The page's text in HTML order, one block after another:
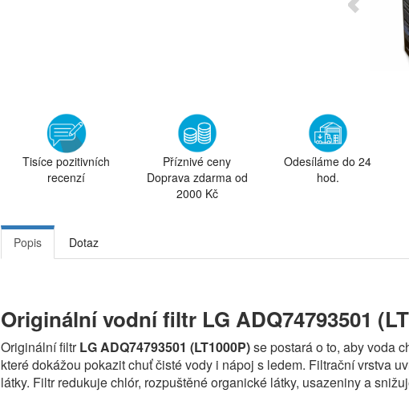
Tisíce pozitivních
recenzí
Příznivé ceny
Doprava zdarma od
2000 Kč
Odesíláme do 24
hod.
Popis Dotaz
Originální vodní filtr LG ADQ74793501
Originální filtrLG ADQ74793501 (LT1000P)se postará o to, aby voda
které dokážou pokazit chuť čisté vody i nápoj s ledem. Filtrační vrstva
látky. Filtr redukuje chlór, rozpuštěné organické látky, usazeniny a